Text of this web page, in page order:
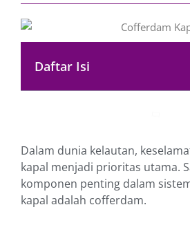
Daftar Isi
Dalam dunia kelautan,
kapal menjadi prioritas utama.
komponen penting dalam
kapal adalah cofferdam.